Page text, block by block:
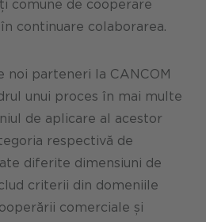
comune de cooperare
continuare colaborarea.
noi parteneri la CANCOM
unui proces în mai multe
de aplicare al acestor
respectivă de
diferite dimensiuni de
criterii din domeniile
comerciale și